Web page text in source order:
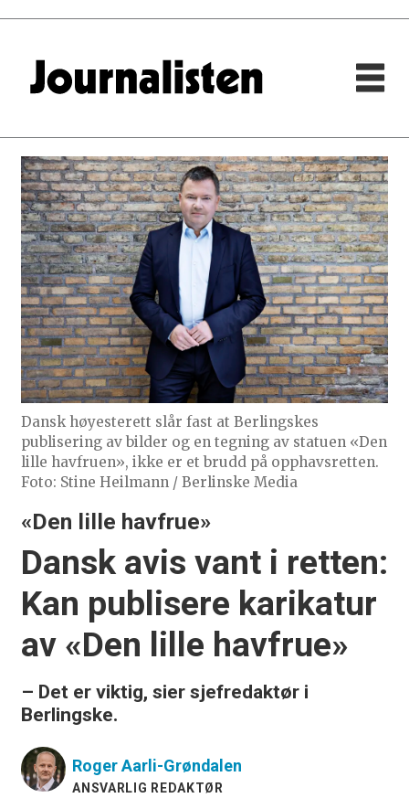
Dansk høyesterett slår fast at Berlingskes
publisering av bilder og en tegning av statuen «Den
lille havfruen», ikke er et brudd på opphavsretten.
Foto: Stine Heilmann / Berlinske Media
«Den lille havfrue»
Dansk avis vant i retten:
Kan publisere karikatur
av «Den lille havfrue»
– Det er viktig, sier sjefredaktør i
Berlingske.
RogerAarli-Grøndalen
ANSVARLIG REDAKTØR